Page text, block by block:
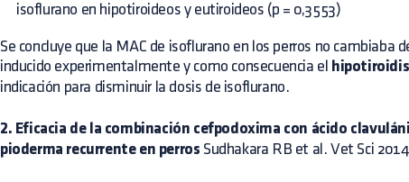
isoflurano en hipotiroideos y eutiroideos (p = 0,3553)
Se concluye que la MAC de isoflurano en los perros no cambiaba
inducido experimentalmente y como consecuencia el
indicación para disminuir la dosis de isoflurano.
2. Eficacia de la combinación cefpodoxima con ácido
pioderma recurrente en perros Sudhakara RB et al. Vet Sci 2014